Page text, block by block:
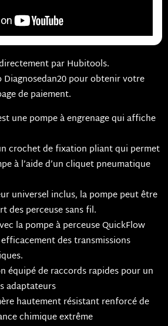
par Hubitools.
pour obtenir votre
de paiement.
une pompe à engrenage qui affiche
crochet de fixation pliant qui permet
à l’aide d’un cliquet pneumatique
universel inclus, la pompe peut être
des perceuse sans fil.
la pompe à perceuse QuickFlow
des transmissions
équipé de raccords rapides pour un
adaptateurs
hautement résistant renforcé de
chimique extrême